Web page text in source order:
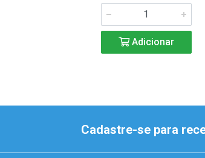
Adicionar
Cadastre-se para